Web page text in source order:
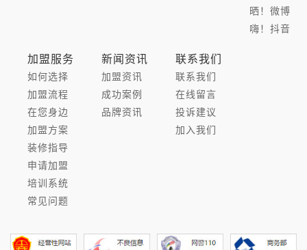
晒！微博
嗨！抖音
加盟服务
如何选择
加盟流程
在您身边
加盟方案
装修指导
申请加盟
培训系统
常见问题
新闻资讯
加盟资讯
成功案例
品牌资讯
联系我们
联系我们
在线留言
投诉建议
加入我们